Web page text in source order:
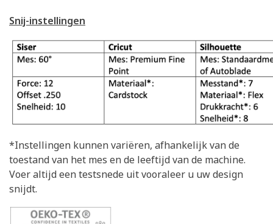
Snij-instellingen
*Instellingen kunnen variëren, afhankelijk van de
toestand van het mes en de leeftijd van de machine.
Voer altijd een testsnede uit vooraleer u uw design
snijdt.